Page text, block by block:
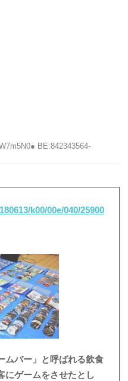
BE:842343564-
k00/00e/040/25900
ムバー」と呼ばれる飲食
にゲームをさせたとし